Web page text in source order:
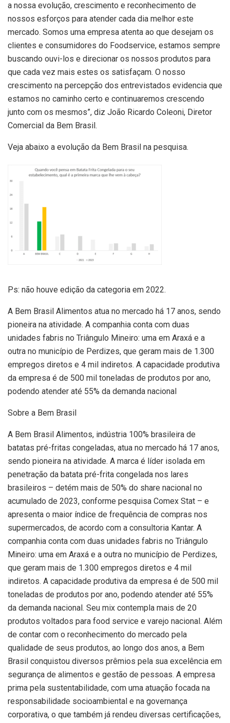
a nossa evolução, crescimento e reconhecimento de
nossos esforços para atender cada dia melhor este
mercado. Somos uma empresa atenta ao que desejam os
clientes e consumidores do Foodservice, estamos sempre
buscando ouvi-los e direcionar os nossos produtos para
que cada vez mais estes os satisfaçam. O nosso
crescimento na percepção dos entrevistados evidencia que
estamos no caminho certo e continuaremos crescendo
junto com os mesmos”, diz João Ricardo Coleoni, Diretor
Comercial da Bem Brasil.
Veja abaixo a evolução da Bem Brasil na pesquisa.
Ps: não houve edição da categoria em 2022.
A Bem Brasil Alimentos atua no mercado há 17 anos, sendo
pioneira na atividade. A companhia conta com duas
unidades fabris no Triângulo Mineiro: uma em Araxá e a
outra no município de Perdizes, que geram mais de 1.300
empregos diretos e 4 mil indiretos. A capacidade produtiva
da empresa é de 500 mil toneladas de produtos por ano,
podendo atender até 55% da demanda nacional
Sobre a Bem Brasil
A Bem Brasil Alimentos, indústria 100% brasileira de
batatas pré-fritas congeladas, atua no mercado há 17 anos,
sendo pioneira na atividade. A marca é líder isolada em
penetração da batata pré-frita congelada nos lares
brasileiros – detém mais de 50% do share nacional no
acumulado de 2023, conforme pesquisa Comex Stat – e
apresenta o maior índice de frequência de compras nos
supermercados, de acordo com a consultoria Kantar. A
companhia conta com duas unidades fabris no Triângulo
Mineiro: uma em Araxá e a outra no município de Perdizes,
que geram mais de 1.300 empregos diretos e 4 mil
indiretos. A capacidade produtiva da empresa é de 500 mil
toneladas de produtos por ano, podendo atender até 55%
da demanda nacional. Seu mix contempla mais de 20
produtos voltados para food service e varejo nacional. Além
de contar com o reconhecimento do mercado pela
qualidade de seus produtos, ao longo dos anos, a Bem
Brasil conquistou diversos prêmios pela sua excelência em
segurança de alimentos e gestão de pessoas. A empresa
prima pela sustentabilidade, com uma atuação focada na
responsabilidade socioambiental e na governança
corporativa, o que também já rendeu diversas certificações,